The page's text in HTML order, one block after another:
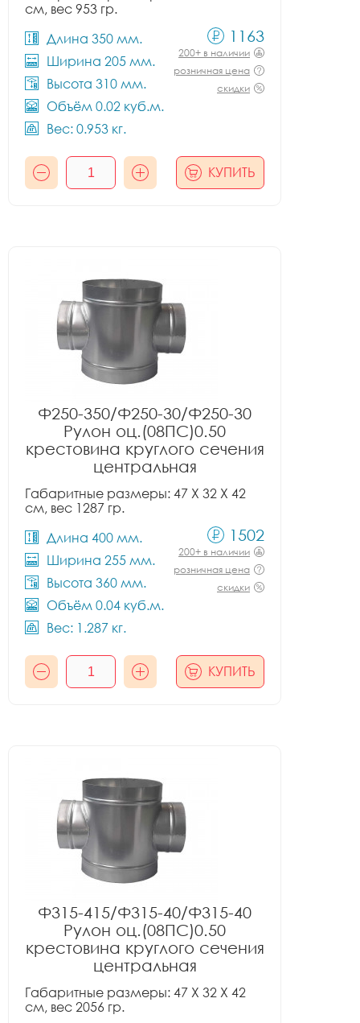
см, вес 953 гр.
Длина 350 мм.
Ширина 205 мм.
Высота 310 мм.
Объём 0.02 куб.м.
Вес: 0.953 кг.
1163
200+ в наличии
розничная цена
скидки
КУПИТЬ
Ф250-350/Ф250-30/Ф250-30
Рулон оц.(08ПС)0.50
крестовина круглого сечения
центральная
Габаритные размеры: 47 X 32 X 42
см, вес 1287 гр.
Длина 400 мм.
Ширина 255 мм.
Высота 360 мм.
Объём 0.04 куб.м.
Вес: 1.287 кг.
1502
200+ в наличии
розничная цена
скидки
КУПИТЬ
Ф315-415/Ф315-40/Ф315-40
Рулон оц.(08ПС)0.50
крестовина круглого сечения
центральная
Габаритные размеры: 47 X 32 X 42
см, вес 2056 гр.